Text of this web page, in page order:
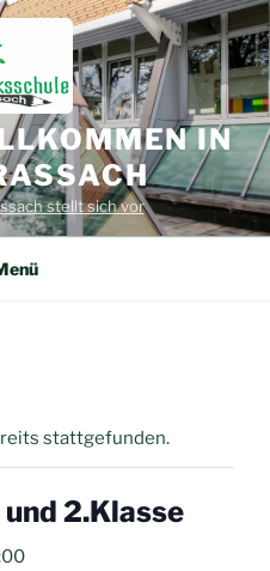
IN
stellt sich vor
stattgefunden.
2.Klasse